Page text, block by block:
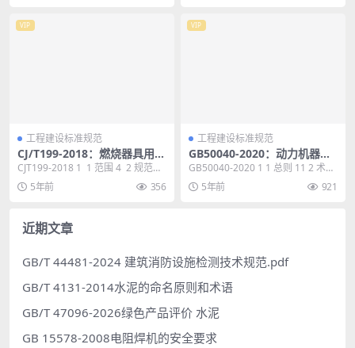
VIP
工程建设标准规范
CJ/T199-2018：燃烧器具用给
排气管
CJT199-2018 1 1 范围 4 2 规范性
引用文件 4 3 术语...
5年前 356
VIP
工程建设标准规范
GB50040-2020：动力机器基
础设计标准
GB50040-2020 1 1 总则 11 2 术语
和符号 12 2.1 术语...
5年前 921
近期文章
GB/T 44481-2024 建筑消防设施检测技术规范.pdf
GB/T 4131-2014水泥的命名原则和术语
GB/T 47096-2026绿色产品评价 水泥
GB 15578-2008电阻焊机的安全要求